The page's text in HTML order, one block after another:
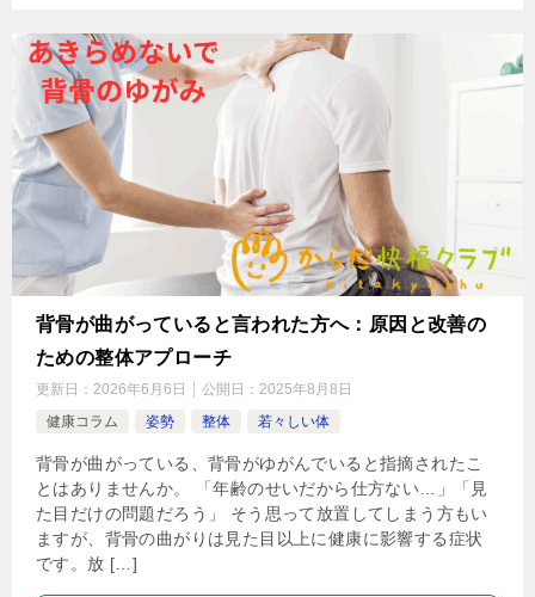
背骨が曲がっていると言われた方へ：原因と改善の
ための整体アプローチ
更新日： 2026年6月6日 公開日： 2025年8月8日
健康コラム
姿勢 整体 若々しい体
背骨が曲がっている、背骨がゆがんでいると指摘されたこ
とはありませんか。 「年齢のせいだから仕方ない…」「見
た目だけの問題だろう」 そう思って放置してしまう方もい
ますが、背骨の曲がりは見た目以上に健康に影響する症状
です。放 […]